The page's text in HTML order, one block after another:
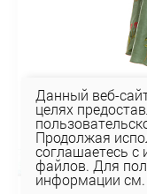
Данный веб-
целях
Продолжая
соглашаетесь
файлов. Для
информации